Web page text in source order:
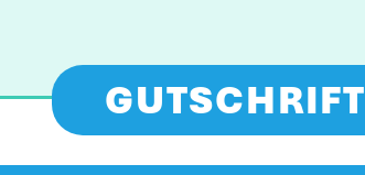
GUTSCHRIFT